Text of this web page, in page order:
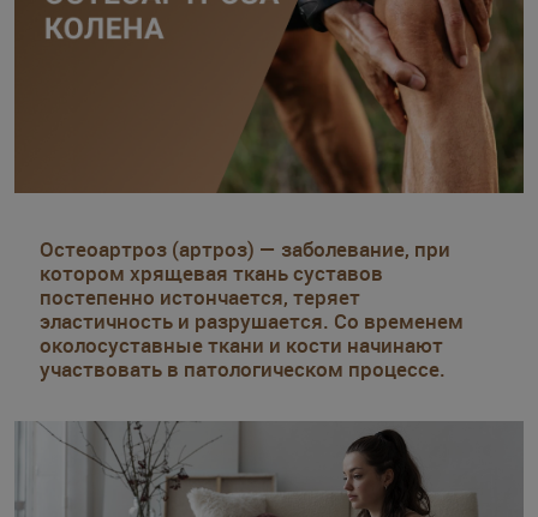
Остеоартроз (артроз) — заболевание, при
котором хрящевая ткань суставов
постепенно истончается, теряет
эластичность и разрушается. Со временем
околосуставные ткани и кости начинают
участвовать в патологическом процессе.